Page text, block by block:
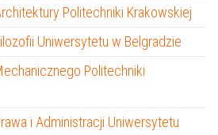
Politechniki Krakowskiej
Uniwersytetu w Belgradzie
Politechniki
i Administracji Uniwersytetu